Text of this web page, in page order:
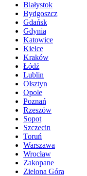
Białystok
Bydgoszcz
Gdańsk
Gdynia
Katowice
Kielce
Kraków
Łódź
Lublin
Olsztyn
Opole
Poznań
Rzeszów
Sopot
Szczecin
Toruń
Warszawa
Wrocław
Zakopane
Zielona Góra